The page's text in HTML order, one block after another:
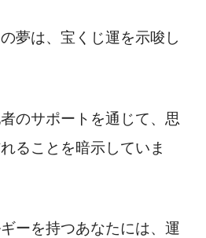
夢は、宝くじ運を示唆し
のサポートを通じて、思
ることを暗示していま
ーを持つあなたには、運